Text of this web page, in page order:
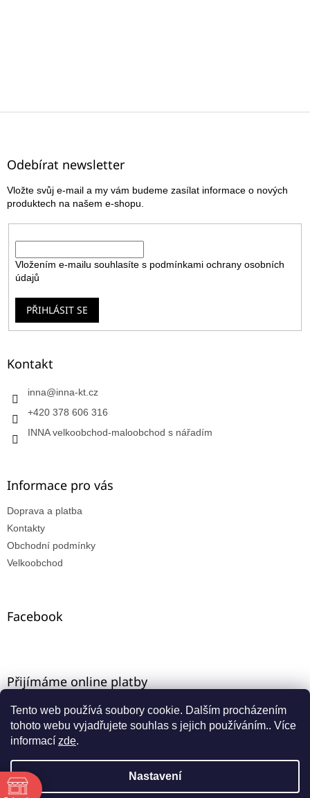
Tento web používá soubory cookie. Dalším procházením
tohoto webu vyjadřujete souhlas s jejich používáním.. Více
informací zde.
Nastavení
Z
Odebírat newsletter
Vložte svůj e-mail a my vám budeme zasílat informace o nových
produktech na našem e-shopu.
Vložením e-mailu souhlasíte s podmínkami ochrany osobních
údajů
PŘIHLÁSIT SE
Kontakt
inna@inna-kt.cz
+420 378 606 316
INNA velkoobchod-maloobchod s nářadím
Informace pro vás
Doprava a platba
Kontakty
Obchodní podmínky
Velkoobchod
Facebook
Přijímáme online platby
Vytvořil Shoptet